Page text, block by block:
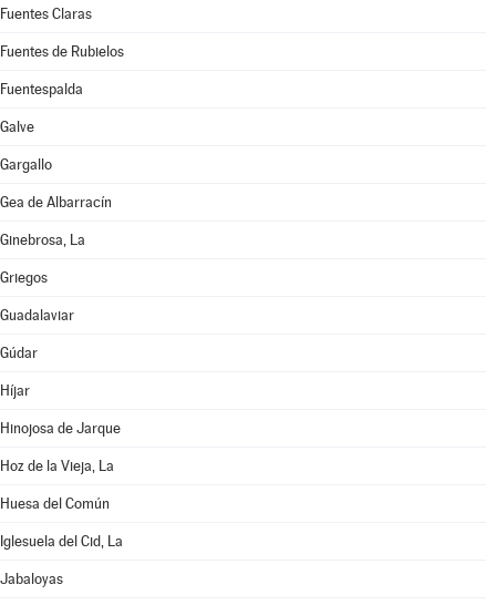
Fuentes Claras
Fuentes de Rubielos
Fuentespalda
Galve
Gargallo
Gea de Albarracín
Ginebrosa, La
Griegos
Guadalaviar
Gúdar
Híjar
Hinojosa de Jarque
Hoz de la Vieja, La
Huesa del Común
Iglesuela del Cid, La
Jabaloyas